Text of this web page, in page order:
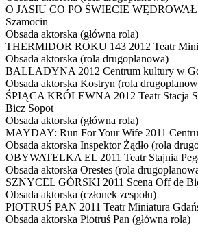
O JASIU CO PO ŚWIECIE WĘDROWAŁ
Szamocin
Obsada aktorska (główna rola)
THERMIDOR ROKU 143 2012 Teatr
Obsada aktorska (rola drugoplanowa)
BALLADYNA 2012 Centrum kultury w
Obsada aktorska Kostryn (rola
ŚPIĄCA KRÓLEWNA 2012 Teatr Stacja
Bicz Sopot
Obsada aktorska (główna rola)
MAYDAY: Run For Your Wife 2011
Obsada aktorska Inspektor Żądło (rola
OBYWATELKA EL 2011 Teatr Stajnia
Obsada aktorska Orestes (rola
SZNYCEL GÓRSKI 2011 Scena Off de
Obsada aktorska (członek zespołu)
PIOTRUŚ PAN 2011 Teatr Miniatura
Obsada aktorska Piotruś Pan (główna rola)